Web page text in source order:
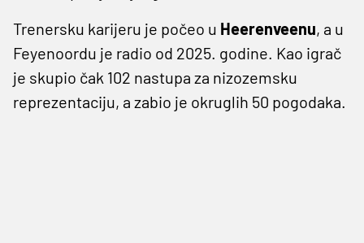
Trenersku karijeru je počeo u Heerenveenu, a u
Feyenoordu je radio od 2025. godine. Kao igrač
je skupio čak 102 nastupa za nizozemsku
reprezentaciju, a zabio je okruglih 50 pogodaka.